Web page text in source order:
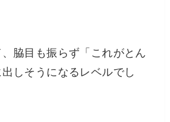
脇目も振らず「これがとん
しそうになるレベルでし